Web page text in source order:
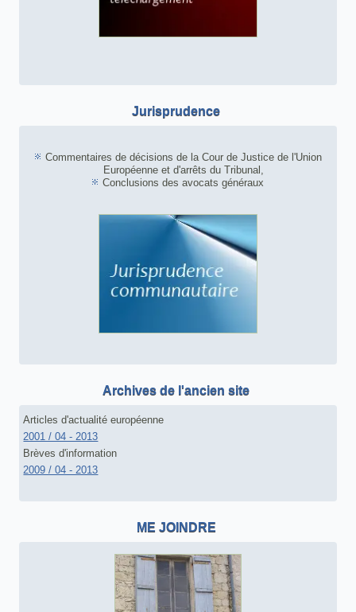
Jurisprudence
Commentaires de décisions de la Cour de Justice de l'Union
Européenne et d'arrêts du Tribunal,
Conclusions des avocats généraux
Archives de l'ancien site
Articles d'actualité européenne
2001 / 04 - 2013
Brèves d'information
2009 / 04 - 2013
ME JOINDRE